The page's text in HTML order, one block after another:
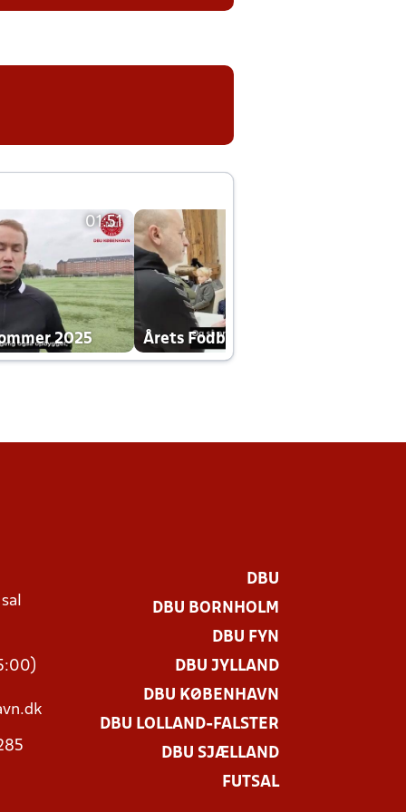
01:51
2025 Årets Fodboldklub 2025 mp4
DBU
DBU BORNHOLM
DBU FYN
DBU JYLLAND
DBU KØBENHAVN
DBU LOLLAND-FALSTER
DBU SJÆLLAND
FUTSAL